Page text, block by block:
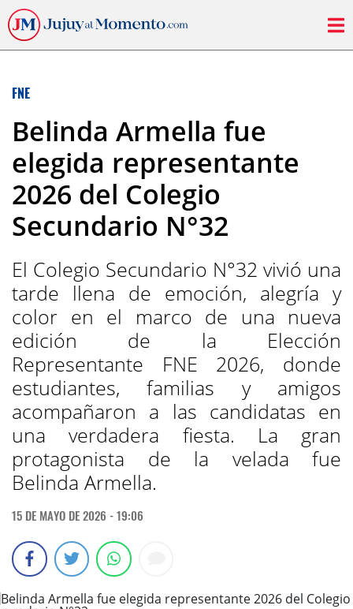
FNE
Belinda Armella fue
elegida representante
2026 del Colegio
Secundario N°32
El Colegio Secundario N°32 vivió una
tarde llena de emoción, alegría y
color en el marco de una nueva
edición de la Elección
Representante FNE 2026, donde
estudiantes, familias y amigos
acompañaron a las candidatas en
una verdadera fiesta. La gran
protagonista de la velada fue
Belinda Armella.
15 DE MAYO DE 2026 - 19:06